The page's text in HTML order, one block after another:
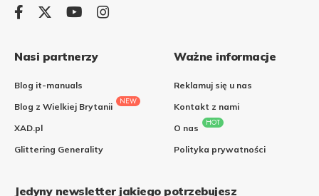
Nasi partnerzy
Blog it-manuals
Blog z Wielkiej Brytanii
NEW
XAD.pl
Glittering Generality
Ważne informacje
Reklamuj się u nas
Kontakt z nami
O nas
HOT
Polityka prywatności
Jedyny newsletter jakiego potrzebujesz